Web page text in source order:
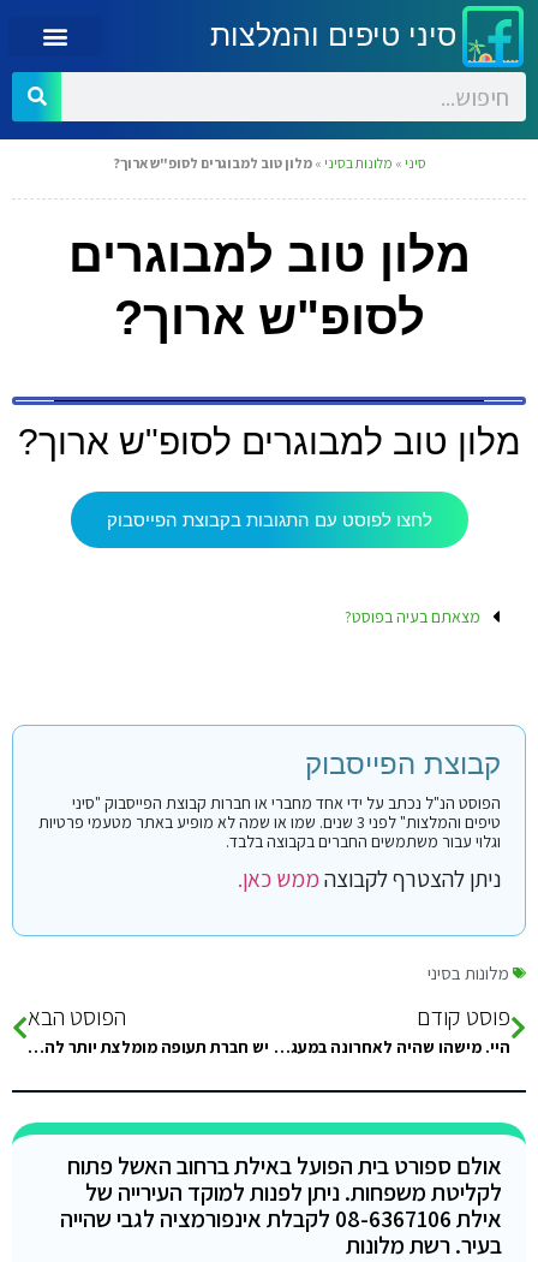
סיני טיפים והמלצות
סיני » מלונות בסיני »מלון טוב למבוגרים לסופ"ש ארוך?
מלון טוב למבוגרים
לסופ"ש ארוך?
מלון טוב למבוגרים לסופ"ש ארוך?
לחצו לפוסט עם התגובות בקבוצת הפייסבוק
מצאתם בעיה בפוסט?
קבוצת הפייסבוק
הפוסט הנ"ל נכתב על ידי אחד מחברי או חברות קבוצת הפייסבוק "סיני
טיפים והמלצות" לפני 3 שנים. שמו או שמה לא מופיע באתר מטעמי פרטיות
וגלוי עבור משתמשים החברים בקבוצה בלבד.
ניתן להצטרף לקבוצהממש כאן.
מלונות בסיני
פוסט קודם
היי. מישהו שהיה לאחרונה במעגנה? מה הסוג חושות שיש ומה העלויות ? ואיש קשר יהיה מצויין תודה **Like** **Comment** **Send**
הפוסט הבא
יש חברת תעופה מומלצת יותר להגיע לשארם? האם החברות לואו קואסט טסות לשם?
אולם ספורט בית הפועל באילת ברחוב האשל פתוח
לקליטת משפחות. ניתן לפנות למוקד העירייה של
אילת 08-6367106 לקבלת אינפורמציה לגבי שהייה
בעיר. רשת מלונות